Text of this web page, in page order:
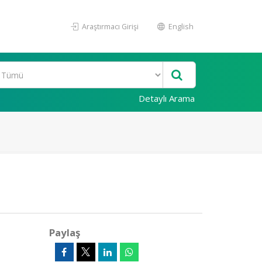
Araştırmacı Girişi English
Detaylı Arama
Paylaş